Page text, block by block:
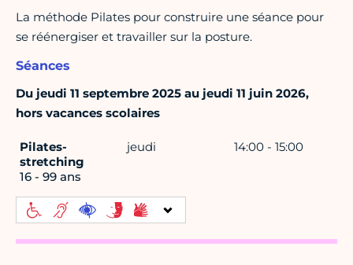
La méthode Pilates pour construire une séance pour
se réénergiser et travailler sur la posture.
Séances
Du jeudi 11 septembre 2025 au jeudi 11 juin 2026,
hors vacances scolaires
Pilates-
stretching
16 - 99 ans
jeudi 14:00 - 15:00